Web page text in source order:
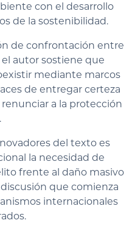
con el desarrollo
de la sostenibilidad.
de confrontación entre
autor sostiene que
mediante marcos
de entregar certeza
a la protección
del texto es
la necesidad de
frente al daño masivo
que comienza
internacionales